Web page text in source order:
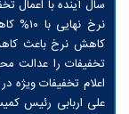
نرخ
کاهش نرخ باعث
تخفیفات را عدالت
اعلام تخفیفات
علی اربابی رئیس